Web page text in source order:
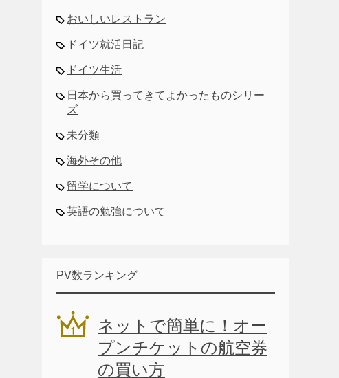
おいしいレストラン
ドイツ就活日記
ドイツ生活
日本から買ってきてよかったものシリー
ズ
未分類
海外その他
留学について
英語の勉強について
PV数ランキング
ネットで簡単に！オー
プンチケットの航空券
の買い方